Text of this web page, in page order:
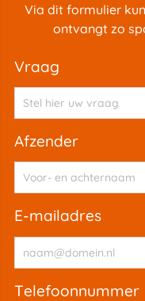
Via dit formulier
ontvangt zo
vraag
afzender
e-mailadres
telefoonnummer